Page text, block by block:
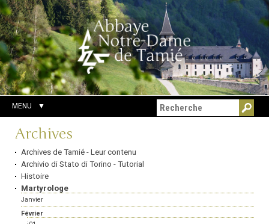
Aller
au
contenu.
|
Aller
à
la
navigation
Outils
personnels
Chercher par
Recherche
avancée…
MENU
Navigation
Archives
Archives de Tamié - Leur contenu
Archivio di Stato di Torino - Tutorial
Histoire
Martyrologe
Janvier
Février